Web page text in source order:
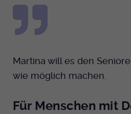
Martina will es den
wie möglich machen.
Für Menschen mit